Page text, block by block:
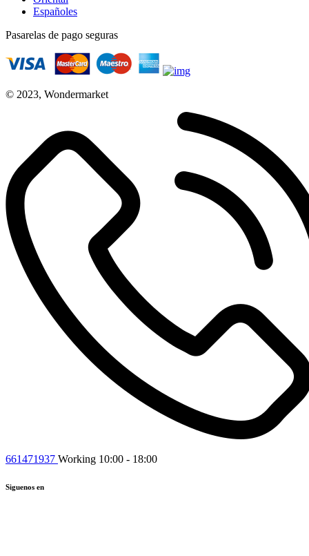
Españoles
Pasarelas de pago seguras
© 2023, Wondermarket
661471937 Working 10:00 - 18:00
Siguenos en